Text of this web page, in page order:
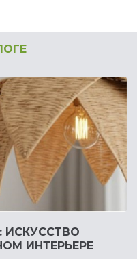
ИСКУССТВО
ИНТЕРЬЕРЕ